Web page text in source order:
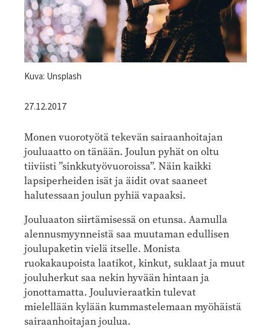
Kuvateksti
Kuva: Unsplash
27.12.2017
Monen vuorotyötä tekevän sairaanhoitajan
jouluaatto on tänään. Joulun pyhät on oltu
tiiviisti ”sinkkutyövuoroissa”. Näin kaikki
lapsiperheiden isät ja äidit ovat saaneet
halutessaan joulun pyhiä vapaaksi.
Jouluaaton siirtämisessä on etunsa. Aamulla
alennusmyynneistä saa muutaman edullisen
joulupaketin vielä itselle. Monista
ruokakaupoista laatikot, kinkut, suklaat ja muut
jouluherkut saa nekin hyvään hintaan ja
jonottamatta. Jouluvieraatkin tulevat
mielellään kylään kummastelemaan myöhäistä
sairaanhoitajan joulua.